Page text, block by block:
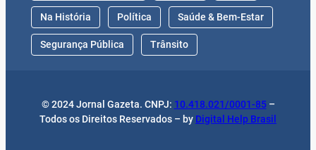
Na História Política Saúde & Bem-Estar
Segurança Pública Trânsito
© 2024 Jornal Gazeta. CNPJ: 10.418.021/0001-85–
Todos os Direitos Reservados – by Digital Help Brasil